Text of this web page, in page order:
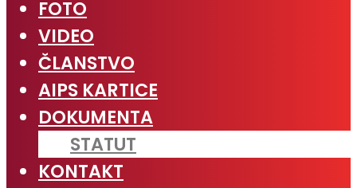
FOTO
VIDEO
ČLANSTVO
AIPS KARTICE
DOKUMENTA
STATUT
KONTAKT